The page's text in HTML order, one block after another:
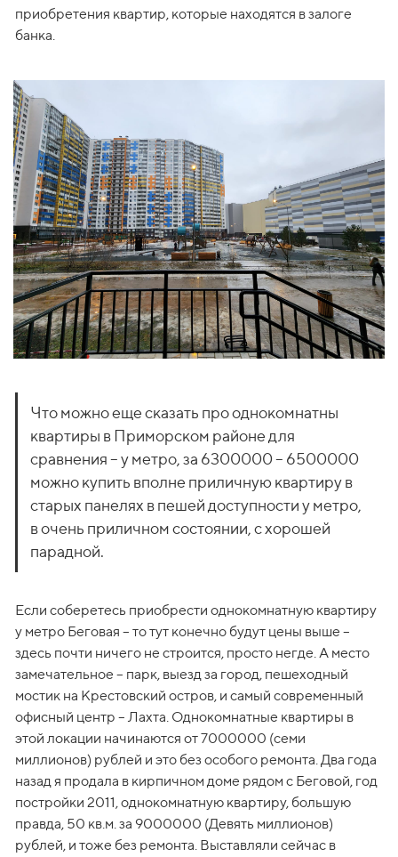
приобретения квартир, которые находятся в залоге
банка.
Что можно еще сказать про однокомнатны
квартиры в Приморском районе для
сравнения – у метро, за 6300000 – 6500000
можно купить вполне приличную квартиру в
старых панелях в пешей доступности у метро,
в очень приличном состоянии, с хорошей
парадной.
Если соберетесь приобрести однокомнатную квартиру
у метро Беговая – то тут конечно будут цены выше –
здесь почти ничего не строится, просто негде. А место
замечательное – парк, выезд за город, пешеходный
мостик на Крестовский остров, и самый современный
офисный центр – Лахта. Однокомнатные квартиры в
этой локации начинаются от 7000000 (семи
миллионов) рублей и это без особого ремонта. Два года
назад я продала в кирпичном доме рядом с Беговой, год
постройки 2011, однокомнатную квартиру, большую
правда, 50 кв.м. за 9000000 (Девять миллионов)
рублей, и тоже без ремонта. Выставляли сейчас в